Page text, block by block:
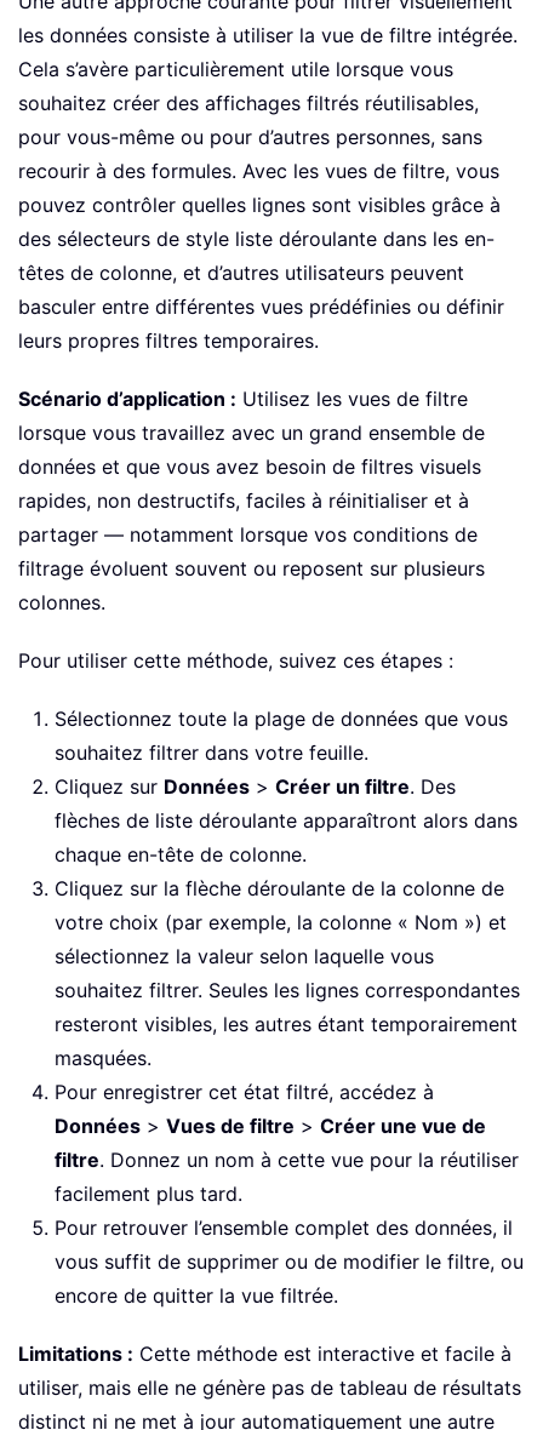
les données consiste à utiliser la vue de filtre intégrée.
Cela s’avère particulièrement utile lorsque vous
souhaitez créer des affichages filtrés réutilisables,
pour vous-même ou pour d’autres personnes, sans
recourir à des formules. Avec les vues de filtre, vous
pouvez contrôler quelles lignes sont visibles grâce à
des sélecteurs de style liste déroulante dans les en-
têtes de colonne, et d’autres utilisateurs peuvent
basculer entre différentes vues prédéfinies ou définir
leurs propres filtres temporaires.
Scénario d’application : Utilisez les vues de filtre
lorsque vous travaillez avec un grand ensemble de
données et que vous avez besoin de filtres visuels
rapides, non destructifs, faciles à réinitialiser et à
partager — notamment lorsque vos conditions de
filtrage évoluent souvent ou reposent sur plusieurs
colonnes.
Pour utiliser cette méthode, suivez ces étapes :
Sélectionnez toute la plage de données que vous
souhaitez filtrer dans votre feuille.
Cliquez sur Données > Créer un filtre. Des
flèches de liste déroulante apparaîtront alors dans
chaque en-tête de colonne.
Cliquez sur la flèche déroulante de la colonne de
votre choix (par exemple, la colonne « Nom ») et
sélectionnez la valeur selon laquelle vous
souhaitez filtrer. Seules les lignes correspondantes
resteront visibles, les autres étant temporairement
masquées.
Pour enregistrer cet état filtré, accédez à
Données > Vues de filtre > Créer une vue de
filtre. Donnez un nom à cette vue pour la réutiliser
facilement plus tard.
Pour retrouver l’ensemble complet des données, il
vous suffit de supprimer ou de modifier le filtre, ou
encore de quitter la vue filtrée.
Limitations : Cette méthode est interactive et facile à
utiliser, mais elle ne génère pas de tableau de résultats
distinct ni ne met à jour automatiquement une autre